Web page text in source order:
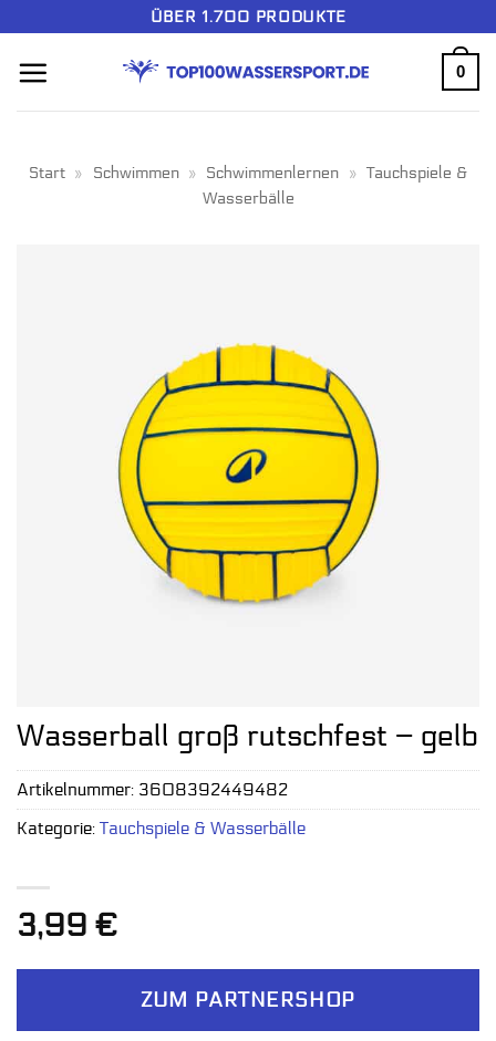
springen
ÜBER 1.700 PRODUKTE
0
Start » Schwimmen » Schwimmenlernen » Tauchspiele &
Wasserbälle
Wasserball groß rutschfest – gelb
3,99 €
ZUM PARTNERSHOP
Artikelnummer: 3608392449482
Kategorie: Tauchspiele & Wasserbälle